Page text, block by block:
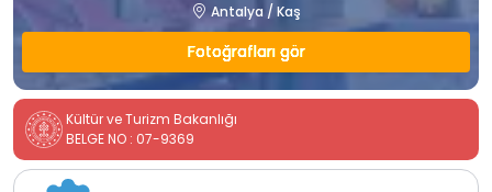
Antalya / Kaş
Fotoğrafları gör
Kültür ve Turizm Bakanlığı
BELGE NO : 07-9369